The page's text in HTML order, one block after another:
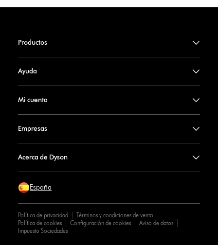
Productos
Ayuda
Mi cuenta
Empresas
Acerca de Dyson
España
Política de privacidad
Términos y condiciones de venta
Política de cookies
Configuración de cookies
Aviso de datos
Impuesto Sociedades